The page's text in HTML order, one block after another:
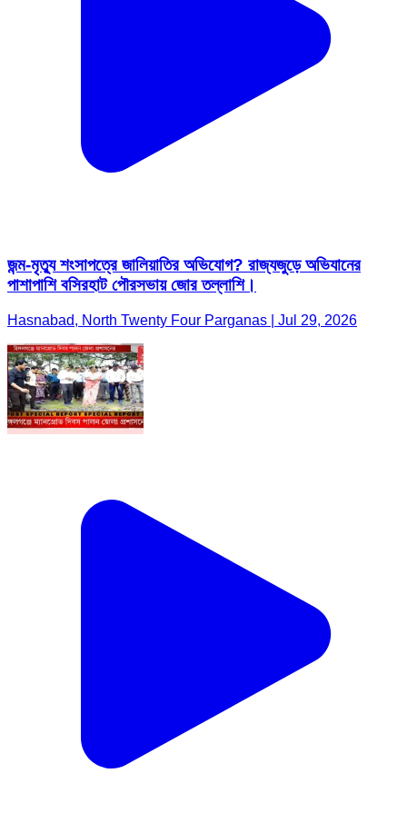
জন্ম-মৃত্যু শংসাপত্রে জালিয়াতির অভিযোগ? রাজ্যজুড়ে অভিযানের
পাশাপাশি বসিরহাট পৌরসভায় জোর তল্লাশি।
Hasnabad, North Twenty Four Parganas | Jul 29, 2026